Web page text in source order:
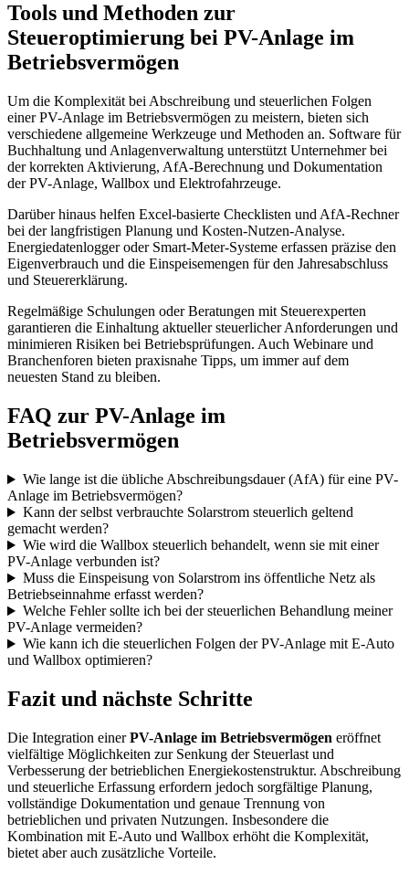
Tools und Methoden zur
Steueroptimierung bei PV-Anlage im
Betriebsvermögen
Um die Komplexität bei Abschreibung und steuerlichen Folgen
einer PV-Anlage im Betriebsvermögen zu meistern, bieten sich
verschiedene allgemeine Werkzeuge und Methoden an. Software für
Buchhaltung und Anlagenverwaltung unterstützt Unternehmer bei
der korrekten Aktivierung, AfA-Berechnung und Dokumentation
der PV-Anlage, Wallbox und Elektrofahrzeuge.
Darüber hinaus helfen Excel-basierte Checklisten und AfA-Rechner
bei der langfristigen Planung und Kosten-Nutzen-Analyse.
Energiedatenlogger oder Smart-Meter-Systeme erfassen präzise den
Eigenverbrauch und die Einspeisemengen für den Jahresabschluss
und Steuererklärung.
Regelmäßige Schulungen oder Beratungen mit Steuerexperten
garantieren die Einhaltung aktueller steuerlicher Anforderungen und
minimieren Risiken bei Betriebsprüfungen. Auch Webinare und
Branchenforen bieten praxisnahe Tipps, um immer auf dem
neuesten Stand zu bleiben.
FAQ zur PV-Anlage im
Betriebsvermögen
Wie lange ist die übliche Abschreibungsdauer (AfA) für eine PV-
Anlage im Betriebsvermögen?
Kann der selbst verbrauchte Solarstrom steuerlich geltend
gemacht werden?
Wie wird die Wallbox steuerlich behandelt, wenn sie mit einer
PV-Anlage verbunden ist?
Muss die Einspeisung von Solarstrom ins öffentliche Netz als
Betriebseinnahme erfasst werden?
Welche Fehler sollte ich bei der steuerlichen Behandlung meiner
PV-Anlage vermeiden?
Wie kann ich die steuerlichen Folgen der PV-Anlage mit E-Auto
und Wallbox optimieren?
Fazit und nächste Schritte
Die Integration einerPV-Anlage im Betriebsvermögen eröffnet
vielfältige Möglichkeiten zur Senkung der Steuerlast und
Verbesserung der betrieblichen Energiekostenstruktur. Abschreibung
und steuerliche Erfassung erfordern jedoch sorgfältige Planung,
vollständige Dokumentation und genaue Trennung von
betrieblichen und privaten Nutzungen. Insbesondere die
Kombination mit E-Auto und Wallbox erhöht die Komplexität,
bietet aber auch zusätzliche Vorteile.